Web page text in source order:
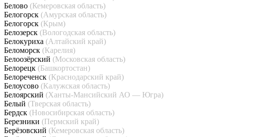
Белово (Кемеровская область)
Белогорск (Амурская область)
Белогорск (Крым)
Белозерск (Вологодская область)
Белокуриха (Алтайский край)
Беломорск (Карелия)
Белоозёрский (Московская область)
Белорецк (Башкортостан)
Белореченск (Краснодарский край)
Белоусово (Калужская область)
Белоярский (Ханты-Мансийский АО — Югра)
Белый (Тверская область)
Бердск (Новосибирская область)
Березники (Пермский край)
Берёзовский (Кемеровская область)